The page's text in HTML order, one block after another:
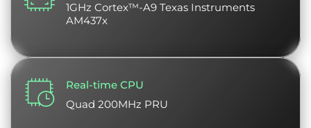
1GHz Cortex™-A9 Texas Instruments
AM437x
Real-time CPU
Quad 200MHz PRU